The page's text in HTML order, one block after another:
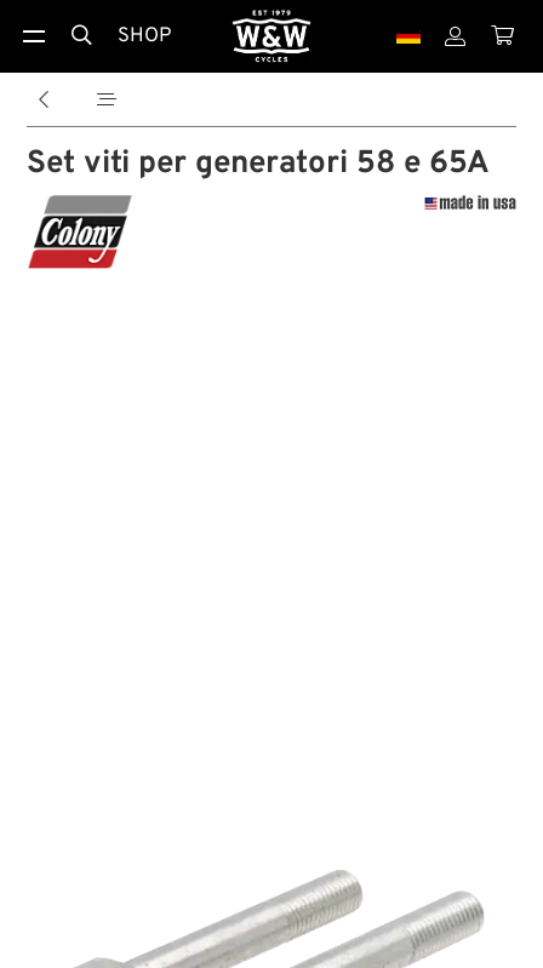
 SHOP  
 
Set viti per generatori 58 e 65A